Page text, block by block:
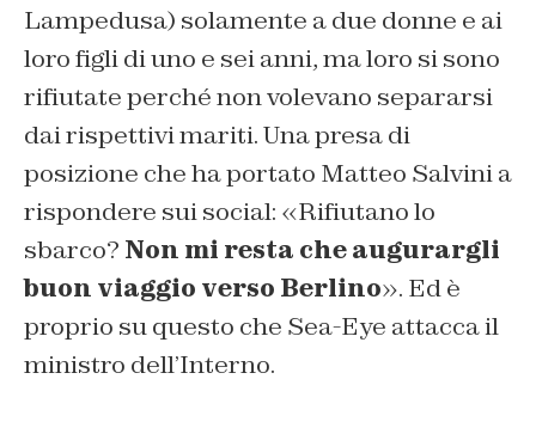
Lampedusa) solamente a due donne e ai
loro figli di uno e sei anni, ma loro si sono
rifiutate perché non volevano separarsi
dai rispettivi mariti. Una presa di
posizione che ha portato Matteo Salvini a
rispondere sui social: «Rifiutano lo
sbarco? Non mi resta che augurargli
buon viaggio verso Berlino». Ed è
proprio su questo che Sea-Eye attacca il
ministro dell’Interno.